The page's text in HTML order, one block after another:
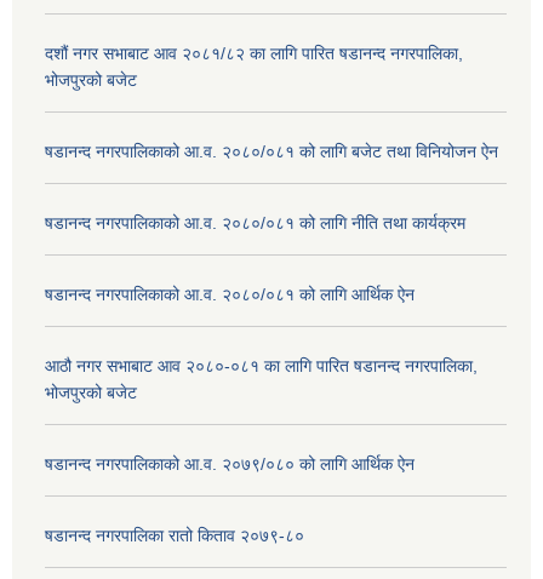
दशौं नगर सभाबाट आव २०८१/८२ का लागि पारित षडानन्द नगरपालिका,
भोजपुरको बजेट
षडानन्द नगरपालिकाको आ.व. २०८०/०८१ को लागि बजेट तथा विनियोजन ऐन
षडानन्द नगरपालिकाको आ.व. २०८०/०८१ को लागि नीति तथा कार्यक्रम
षडानन्द नगरपालिकाको आ.व. २०८०/०८१ को लागि आर्थिक ऐन
आठौ नगर सभाबाट आव २०८०-०८१ का लागि पारित षडानन्द नगरपालिका,
भोजपुरको बजेट
षडानन्द नगरपालिकाको आ.व. २०७९/०८० को लागि आर्थिक ऐन
षडानन्द नगरपालिका रातो किताव २०७९-८०